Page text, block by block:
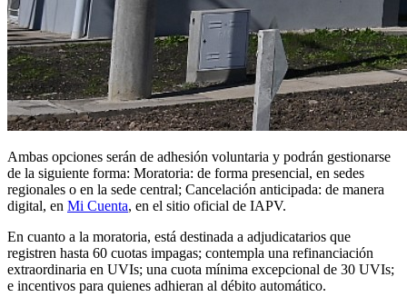
Ambas opciones serán de adhesión voluntaria y podrán gestionarse
de la siguiente forma: Moratoria: de forma presencial, en sedes
regionales o en la sede central; Cancelación anticipada: de manera
digital, en Mi Cuenta, en el sitio oficial de IAPV.
En cuanto a la moratoria, está destinada a adjudicatarios que
registren hasta 60 cuotas impagas; contempla una refinanciación
extraordinaria en UVIs; una cuota mínima excepcional de 30 UVIs;
e incentivos para quienes adhieran al débito automático.